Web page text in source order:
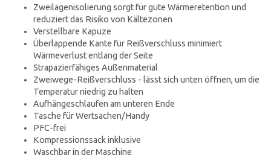
Zweilagenisolierung sorgt für gute Wärmeretention und
reduziert das Risiko von Kältezonen
Verstellbare Kapuze
Überlappende Kante für Reißverschluss minimiert
Wärmeverlust entlang der Seite
Strapazierfähiges Außenmaterial
Zweiwege-Reißverschluss - lässt sich unten öffnen, um die
Temperatur niedrig zu halten
Aufhängeschlaufen am unteren Ende
Tasche für Wertsachen/Handy
PFC-frei
Kompressionssack inklusive
Waschbar in der Maschine